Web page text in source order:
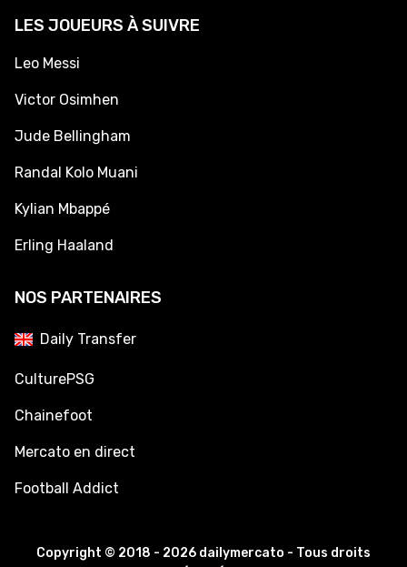
LES JOUEURS À SUIVRE
Leo Messi
Victor Osimhen
Jude Bellingham
Randal Kolo Muani
Kylian Mbappé
Erling Haaland
NOS PARTENAIRES
Daily Transfer
CulturePSG
Chainefoot
Mercato en direct
Football Addict
Copyright © 2018 - 2026 dailymercato - Tous droits